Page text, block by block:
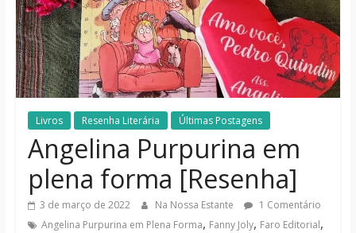
notícias
Livros Resenha Literária Últimas Postagens
Angelina Purpurina em
plena forma [Resenha]
3 de março de 2022 Na Nossa Estante
1 Comentário
Angelina Purpurina em Plena Forma, Fanny Joly, Faro Editorial,